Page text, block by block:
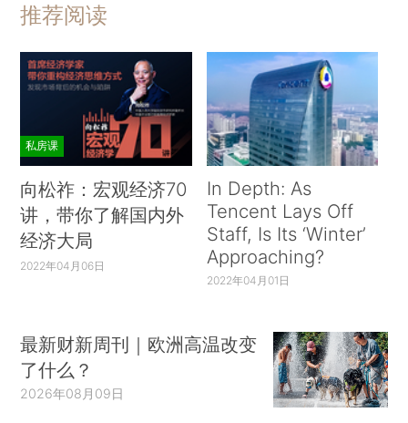
推荐阅读
私房课
向松祚：宏观经济70
讲，带你了解国内外
经济大局
2022年04月06日
In Depth: As
Tencent Lays Off
Staff, Is Its ‘Winter’
Approaching?
2022年04月01日
最新财新周刊｜欧洲高温改变
了什么？
2026年08月09日